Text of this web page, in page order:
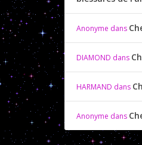
Anonyme dans
DIAMOND dans
HARMAND dans
Anonyme dans